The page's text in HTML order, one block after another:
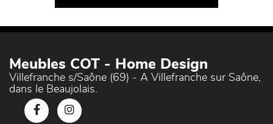
Meubles COT - Home Design
Villefranche s/Saône (69) - A Villefranche sur Saône,
dans le Beaujolais.